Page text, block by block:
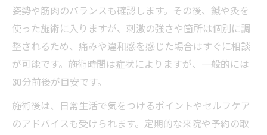
姿勢や筋肉のバランスも確認します。その後、鍼や灸を
使った施術に入りますが、刺激の強さや箇所は個別に調
整されるため、痛みや違和感を感じた場合はすぐに相談
が可能です。施術時間は症状によりますが、一般的には
30分前後が目安です。
施術後は、日常生活で気をつけるポイントやセルフケア
のアドバイスも受けられます。定期的な来院や予約の取